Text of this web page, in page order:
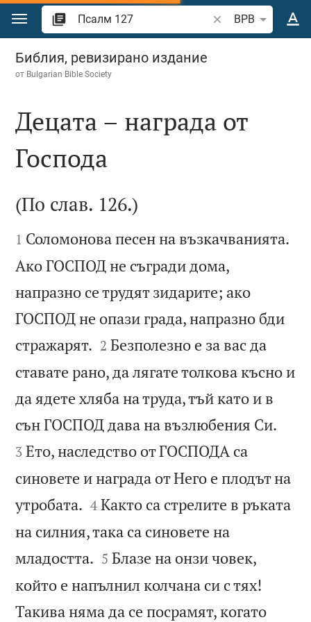
Преминете към съдържанието
Търсете стих или
BPB
Псалм 127
Библия, ревизирано издание
от Bulgarian Bible Society

Децата – награда от
Господа

(По слав. 126.)

1 Соломонова песен на възкачванията.
Ако ГОСПОД не съгради дома,
напразно се трудят зидарите; ако
ГОСПОД не опази града, напразно бди
стражарят. 

2 Безполезно е за вас да
ставате рано, да лягате толкова късно и
да ядете хляба на труда, тъй като и в
сън ГОСПОД дава на възлюбения Си.
3 Ето, наследство от ГОСПОДА са
синовете и награда от Него е плодът на
утробата. 

4 Както са стрелите в ръката
на силния, така са синовете на
младостта. 

5 Блазе на онзи човек,
който е напълнил колчана си с тях!
Такива няма да се посрамят, когато